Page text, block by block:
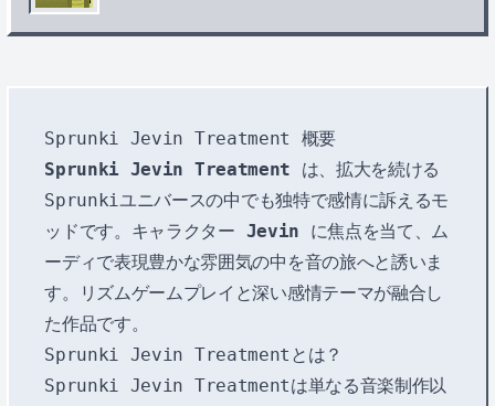
Sprunki Jevin Treatment 概要
Sprunki Jevin Treatment は、拡大を続ける
Sprunkiユニバースの中でも独特で感情に訴えるモ
ッドです。キャラクター Jevin に焦点を当て、ム
ーディで表現豊かな雰囲気の中を音の旅へと誘いま
す。リズムゲームプレイと深い感情テーマが融合し
た作品です。
Sprunki Jevin Treatmentとは？
Sprunki Jevin Treatmentは単なる音楽制作以